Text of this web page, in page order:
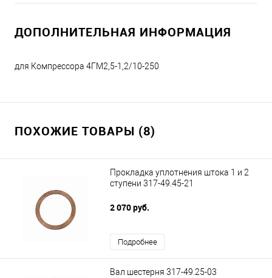
ДОПОЛНИТЕЛЬНАЯ ИНФОРМАЦИЯ
для Компрессора 4ГМ2,5-1,2/10-250
ПОХОЖИЕ ТОВАРЫ (8)
Прокладка уплотнения штока 1 и 2
ступени 317-49.45-21
2 070 руб.
Подробнее
Вал шестерня 317-49.25-03